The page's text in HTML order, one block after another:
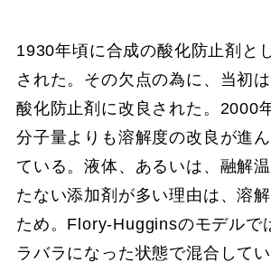
1930年頃に合成の酸化防止剤と
された。その欠点の為に、当初
酸化防止剤に改良された。2000
分子量よりも溶解度の改良が進
ている。液体、あるいは、融解
たない添加剤が多い理由は、溶
ため。Flory-Hugginsのモデルで
ラバラになった状態で混合して